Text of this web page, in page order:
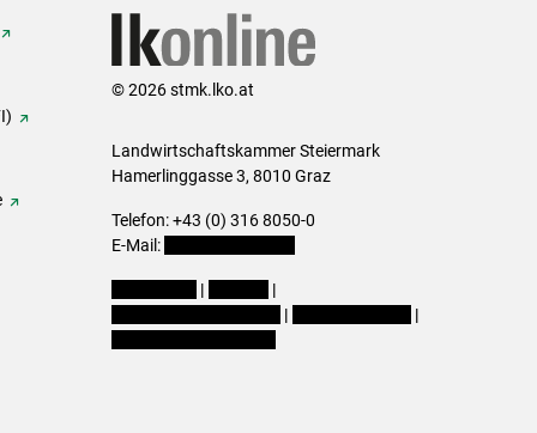
© 2026 stmk.lko.at
Landwirtschaftskammer Steiermark
Hamerlinggasse 3, 8010 Graz
Telefon: +43 (0) 316 8050-0
E-Mail:
|
|
|
|